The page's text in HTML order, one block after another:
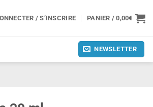
/ S’INSCRIRE PANIER /0,00€
NEWSLETTER